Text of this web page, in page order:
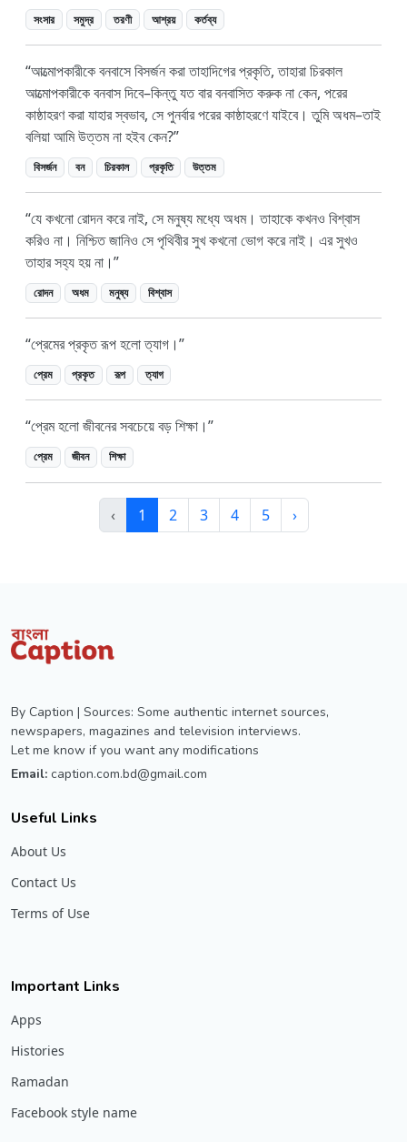
সংসার সমুদ্র তরণী আশ্রয় কর্তব্য
আত্মোপকারীকে বনবাসে বিসর্জন করা তাহাদিগের প্রকৃতি, তাহারা চিরকাল
আত্মোপকারীকে বনবাস দিবে–কিন্তু যত বার বনবাসিত করুক না কেন, পরের
কাষ্ঠাহরণ করা যাহার স্বভাব, সে পুনর্বার পরের কাষ্ঠাহরণে যাইবে। তুমি অধম–তাই
বলিয়া আমি উত্তম না হইব কেন?
বিসর্জন বন চিরকাল প্রকৃতি উত্তম
যে কখনো রোদন করে নাই, সে মনুষ্য মধ্যে অধম। তাহাকে কখনও বিশ্বাস
করিও না। নিশ্চিত জানিও সে পৃথিবীর সুখ কখনো ভোগ করে নাই। এর সুখও
তাহার সহ্য হয় না।
রোদন অধম মনুষ্য বিশ্বাস
প্রেমের প্রকৃত রূপ হলো ত্যাগ।
প্রেম প্রকৃত রূপ ত্যাগ
প্রেম হলো জীবনের সবচেয়ে বড় শিক্ষা।
প্রেম জীবন শিক্ষা
‹ 1 2 3 4 5 ›
By Caption | Sources: Some authentic internet sources,
newspapers, magazines and television interviews.
Let me know if you want any modifications
Email: caption.com.bd@gmail.com
Useful Links
About Us
Contact Us
Terms of Use
Important Links
Apps
Histories
Ramadan
Facebook style name